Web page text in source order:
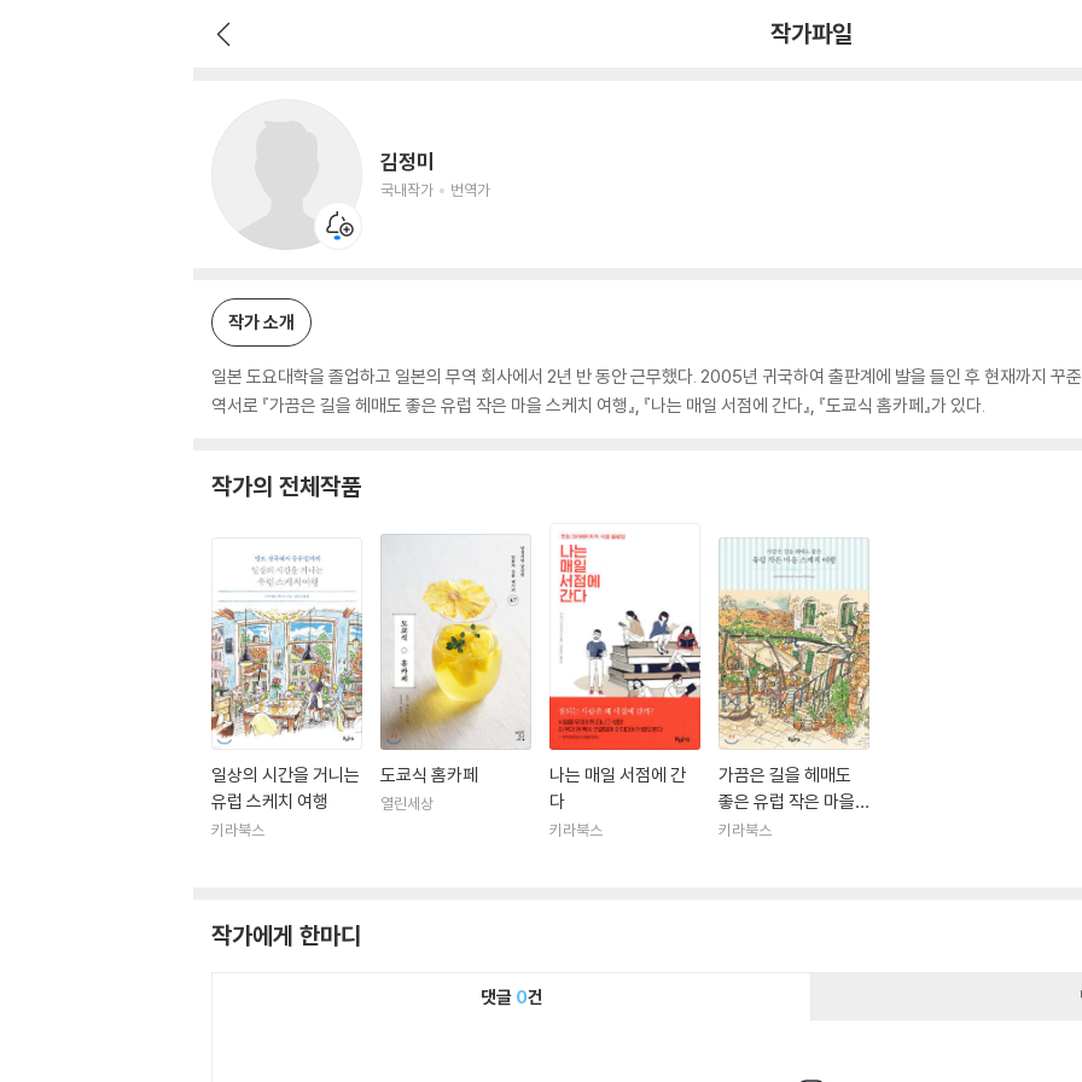
작가파일
김정미
국내작가 번역가
작가 소개
일본 도요대학을 졸업하고 일본의 무역 회사에서 2년 반 동안 근무했다. 2005년 귀국하여 출판계에 발을 들인 후 현재까지 꾸
역서로 『가끔은 길을 헤매도 좋은 유럽 작은 마을 스케치 여행』, 『나는 매일 서점에 간다』, 『도쿄식 홈카페』가 있다.
작가의 전체작품
일상의 시간을 거니는
유럽 스케치 여행
키라북스
도쿄식 홈카페
열린세상
나는 매일 서점에 간
다
키라북스
가끔은 길을 헤매도
좋은 유럽 작은 마을
스케치 여행
키라북스
작가에게 한마디
댓글 0건